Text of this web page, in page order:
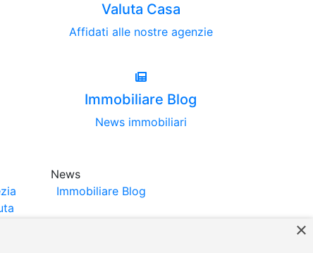
Valuta Casa
Affidati alle nostre agenzie
Immobiliare Blog
News immobiliari
News
Immobiliare Blog
×